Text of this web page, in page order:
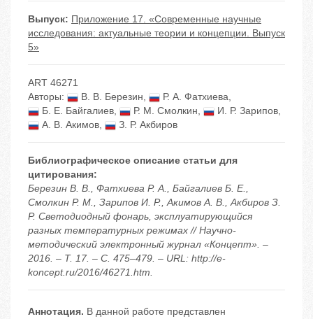
Выпуск: Приложение 17. «Современные научные
исследования: актуальные теории и концепции. Выпуск
5»
ART 46271
Авторы:
В. В. Березин, Р. А. Фатхиева,
Б. Е. Байгалиев, Р. М. Смолкин, И. Р. Зарипов,
А. В. Акимов, З. Р. Акбиров
Библиографическое описание статьи для
цитирования:
Березин В. В., Фатхиева Р. А., Байгалиев Б. Е.,
Смолкин Р. М., Зарипов И. Р., Акимов А. В., Акбиров З.
Р. Светодиодный фонарь, эксплуатирующийся
разных температурных режимах // Научно-
методический электронный журнал «Концепт». –
2016. – Т. 17. – С. 475–479. – URL: http://e-
koncept.ru/2016/46271.htm.
Аннотация. В данной работе представлен